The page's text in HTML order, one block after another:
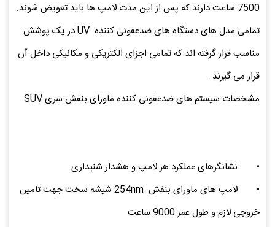
7500 ساعت دارند که پس از این مدت لامپ ها باید تعویض شوند.
تمامی مدل های دستگاه های ضدعفونی کننده UV در یک پوشش
مناسب قرار گرفته اند که تمامی اجزای الکتریکی و مکانیکی داخل آن
قرار می گیرند.
مشخصات سیستم های ضدعفونی کننده ماورای بنفش سری SUV
•
نشانگرهای عملکرد هر لامپ و هشدار شنیداری
•
لامپ های ماورای بنفش 254nm شیشه سخت جهت تامین
خروجی لازم و طول عمر 9000 ساعت